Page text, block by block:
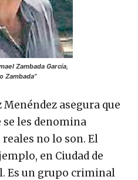
Zambada García,
Zambada”
asegura que
se les denomina
no lo son. El
en Ciudad de
Es un grupo criminal